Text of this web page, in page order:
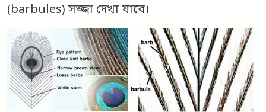
(barbules) সজ্জা দেখা যাবে।